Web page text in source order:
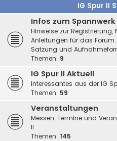
IG Spur II
Infos zum Spannwerk
Hinweise zur
Anleitungen für das Forum.
Satzung und
Themen: 9
IG Spur II Aktuell
Interessantes aus der IG
Themen: 59
Veranstaltungen
Messen, Termine und
II
Themen: 145